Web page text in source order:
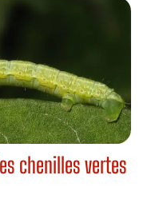
chenilles vertes